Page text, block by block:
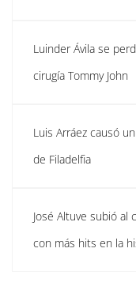
Luinder Ávila se
cirugía Tommy John
Luis Arráez causó
de Filadelfia
José Altuve subió
con más hits en la